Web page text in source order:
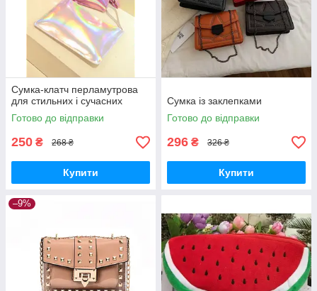
Сумка-клатч перламутрова
для стильних і сучасних
Готово до відправки
250 ₴ 268 ₴
Купити
Сумка із заклепками
Готово до відправки
296 ₴ 326 ₴
Купити
–9%